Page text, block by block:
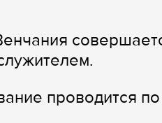
проводится